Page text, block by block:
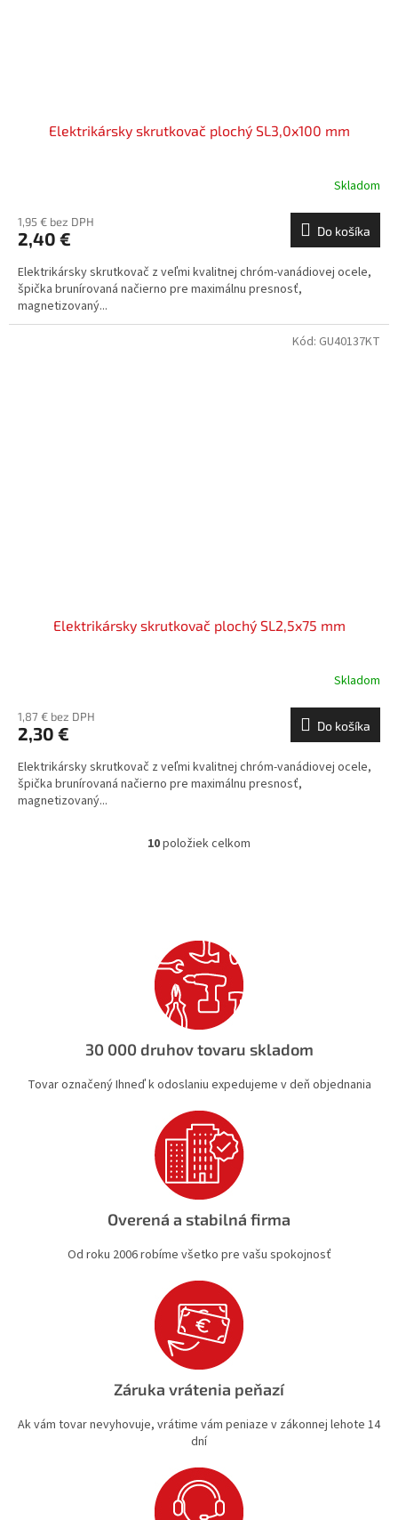
Elektrikársky skrutkovač plochý SL3,0x100 mm
Skladom
1,95 € bez DPH
2,40 € Do košíka
Elektrikársky skrutkovač z veľmi kvalitnej chróm-vanádiovej ocele,
špička brunírovaná načierno pre maximálnu presnosť,
magnetizovaný...
Elektrikársky skrutkovač plochý SL2,5x75 mm
Skladom
1,87 € bez DPH
2,30 € Do košíka
Elektrikársky skrutkovač z veľmi kvalitnej chróm-vanádiovej ocele,
špička brunírovaná načierno pre maximálnu presnosť,
magnetizovaný...
Kód: GU40137KT
O
c
i
e
p
r
v
k
v
p
i
s
u
10položiek celkom
30 000 druhov tovaru skladom
Tovar označený Ihneď k odoslaniu expedujeme v deň objednania
Overená a stabilná firma
Od roku 2006 robíme všetko pre vašu spokojnosť
Záruka vrátenia peňazí
Ak vám tovar nevyhovuje, vrátime vám peniaze v zákonnej lehote 14
dní